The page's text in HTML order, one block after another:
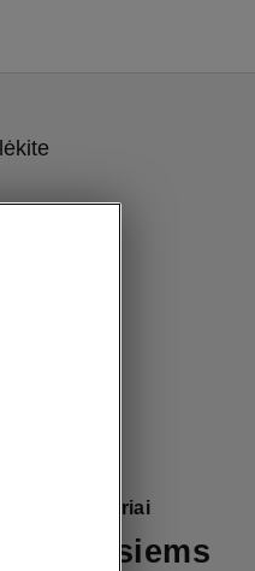
erdvūs skyriai